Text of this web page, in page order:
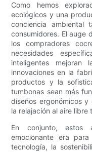
Como hemos
ecológicos y una
conciencia ambiental
consumidores. El auge
los compradores
necesidades
inteligentes
innovaciones en la
productos y la
tumbonas sean más
diseños ergonómicos
la relajación al aire
En conjunto, estos
emocionante era
tecnología, la